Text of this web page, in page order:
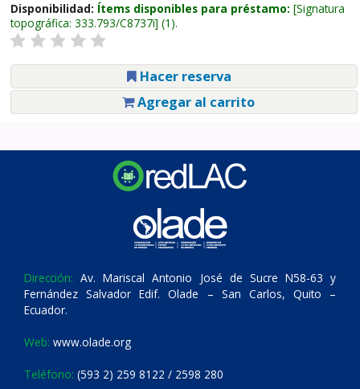
Disponibilidad: Ítems disponibles para préstamo: Signatura
topográfica: 333.793/C8737i (1).
Hacer reserva
Agregar al carrito
Dirección: Av. Mariscal Antonio José de Sucre N58-63 y
Fernández Salvador Edif. Olade – San Carlos, Quito –
Ecuador.
Web: www.olade.org
Teléfono: (593 2) 259 8122 / 2598 280